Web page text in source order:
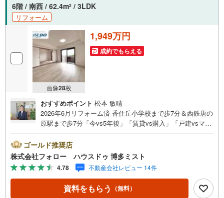
6階 / 南西 / 62.4m2 / 3LDK
リフォーム
画像28枚
1,949万円
成約でもらえる
おすすめポイント 松本 敏晴
2026年6月リフォーム済 香住丘小学校まで歩7分＆西鉄唐の
原駅まで歩7分「今vs5年後」「賃貸vs購入」「戸建vsマン
問、不安をぶつけてください。答えはお客様の家族構成や
ご年齢、ライフプランによって全く変わってきます。ネッ
ト検索も便利ですが、1回のご相談でお悩みが解決できるか
もしれません。その答えが「購入しない」となっても、お
客様、ご家族様のベストであれば、それに越したことはあ
りません。まずはお問い合わせください。【営業時間 10:0
ゴールド推奨店
株式会社フォロー ハウスドゥ 博多ミスト
4.78 不動産会社レビュー 14件
資料をもらう （無料）